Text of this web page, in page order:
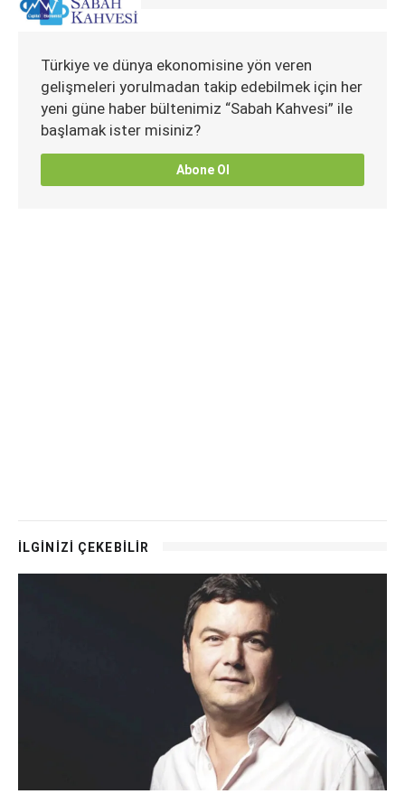
Türkiye ve dünya ekonomisine yön veren
gelişmeleri yorulmadan takip edebilmek için her
yeni güne haber bültenimiz “Sabah Kahvesi” ile
başlamak ister misiniz?
Abone Ol
İLGİNİZİ ÇEKEBİLİR